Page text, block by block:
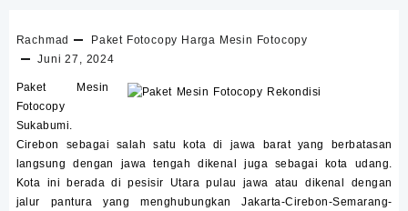
Rachmad Paket Fotocopy Harga Mesin Fotocopy
Juni 27, 2024
Paket Mesin
Fotocopy
Sukabumi.
Cirebon sebagai salah satu kota di jawa barat yang berbatasan
langsung dengan jawa tengah dikenal juga sebagai kota udang.
Kota ini berada di pesisir Utara pulau jawa atau dikenal dengan
jalur pantura yang menghubungkan Jakarta-Cirebon-Semarang-